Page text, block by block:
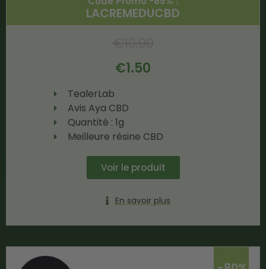
LACREMEDUCBD
€1.50
TealerLab
Avis Aya CBD
Quantité : 1g
Meilleure résine CBD
Voir le produit
En savoir plus